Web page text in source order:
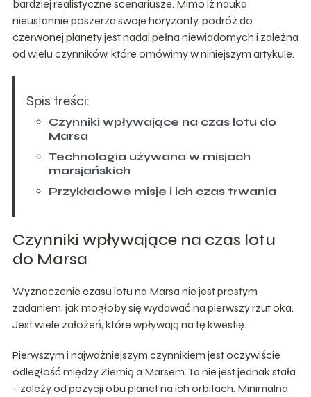
bardziej realistyczne scenariusze. Mimo iż nauka
nieustannie poszerza swoje horyzonty, podróż do
czerwonej planety jest nadal pełna niewiadomych i zależna
od wielu czynników, które omówimy w niniejszym artykule.
Spis treści:
Czynniki wpływające na czas lotu do
Marsa
Technologia używana w misjach
marsjańskich
Przykładowe misje i ich czas trwania
Czynniki wpływające na czas lotu
do Marsa
Wyznaczenie czasu lotu na Marsa nie jest prostym
zadaniem, jak mogłoby się wydawać na pierwszy rzut oka.
Jest wiele założeń, które wpływają na tę kwestię.
Pierwszym i najważniejszym czynnikiem jest oczywiście
odległość między Ziemią a Marsem. Ta nie jest jednak stała
– zależy od pozycji obu planet na ich orbitach. Minimalna